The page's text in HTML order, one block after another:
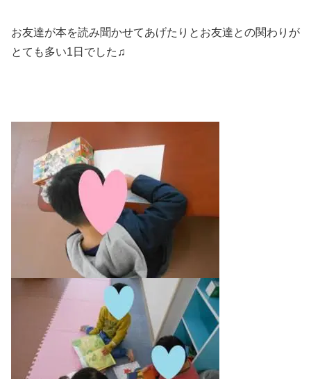
お友達が本を読み聞かせてあげたりとお友達との関わりが
とても多い1日でした♫